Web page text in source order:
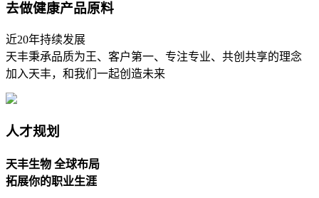
去做健康产品原料
近20年持续发展
天丰秉承品质为王、客户第一、专注专业、共创共享的理念
加入天丰，和我们一起创造未来
人才规划
天丰生物 全球布局
拓展你的职业生涯